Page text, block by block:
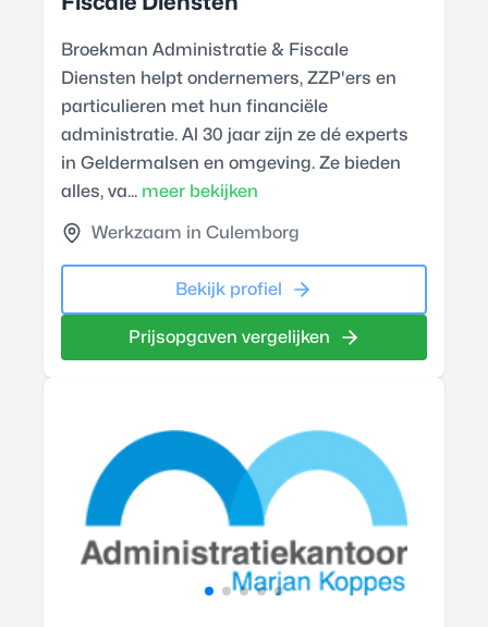
Broekman Administratie & Fiscale
Diensten helpt ondernemers, ZZP'ers en
particulieren met hun financiële
administratie. Al 30 jaar zijn ze dé experts
in Geldermalsen en omgeving. Ze bieden
alles, va... meer bekijken
Werkzaam in Culemborg
Bekijk profiel
Prijsopgaven vergelijken